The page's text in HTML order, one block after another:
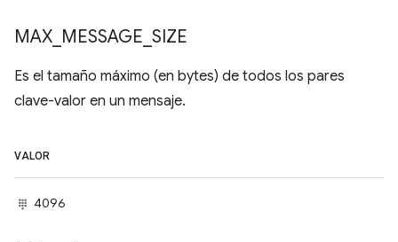
MAX MESSAGE SIZE
Es el tamaño máximo (en bytes) de todos los pares
clave-valor en un mensaje.
VALOR
4096